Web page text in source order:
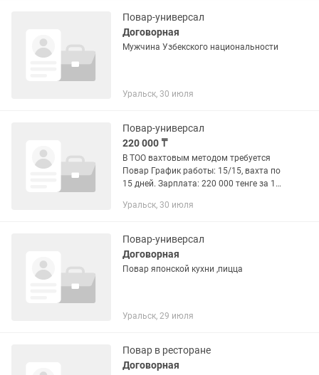
Повар-универсал
Договорная
Мужчина Узбекского национальности
Уральск, 30 июля
Повар-универсал
220 000 ₸
В ТОО вахтовым методом требуется
Повар График работы: 15/15, вахта по
15 дней. Зарплата: 220 000 тенге за 15
и питание. Требования: - опыт работой
Уральск, 30 июля
Повар-универсал
Договорная
Повар японской кухни ,пицца
Уральск, 29 июля
Повар в ресторане
Договорная